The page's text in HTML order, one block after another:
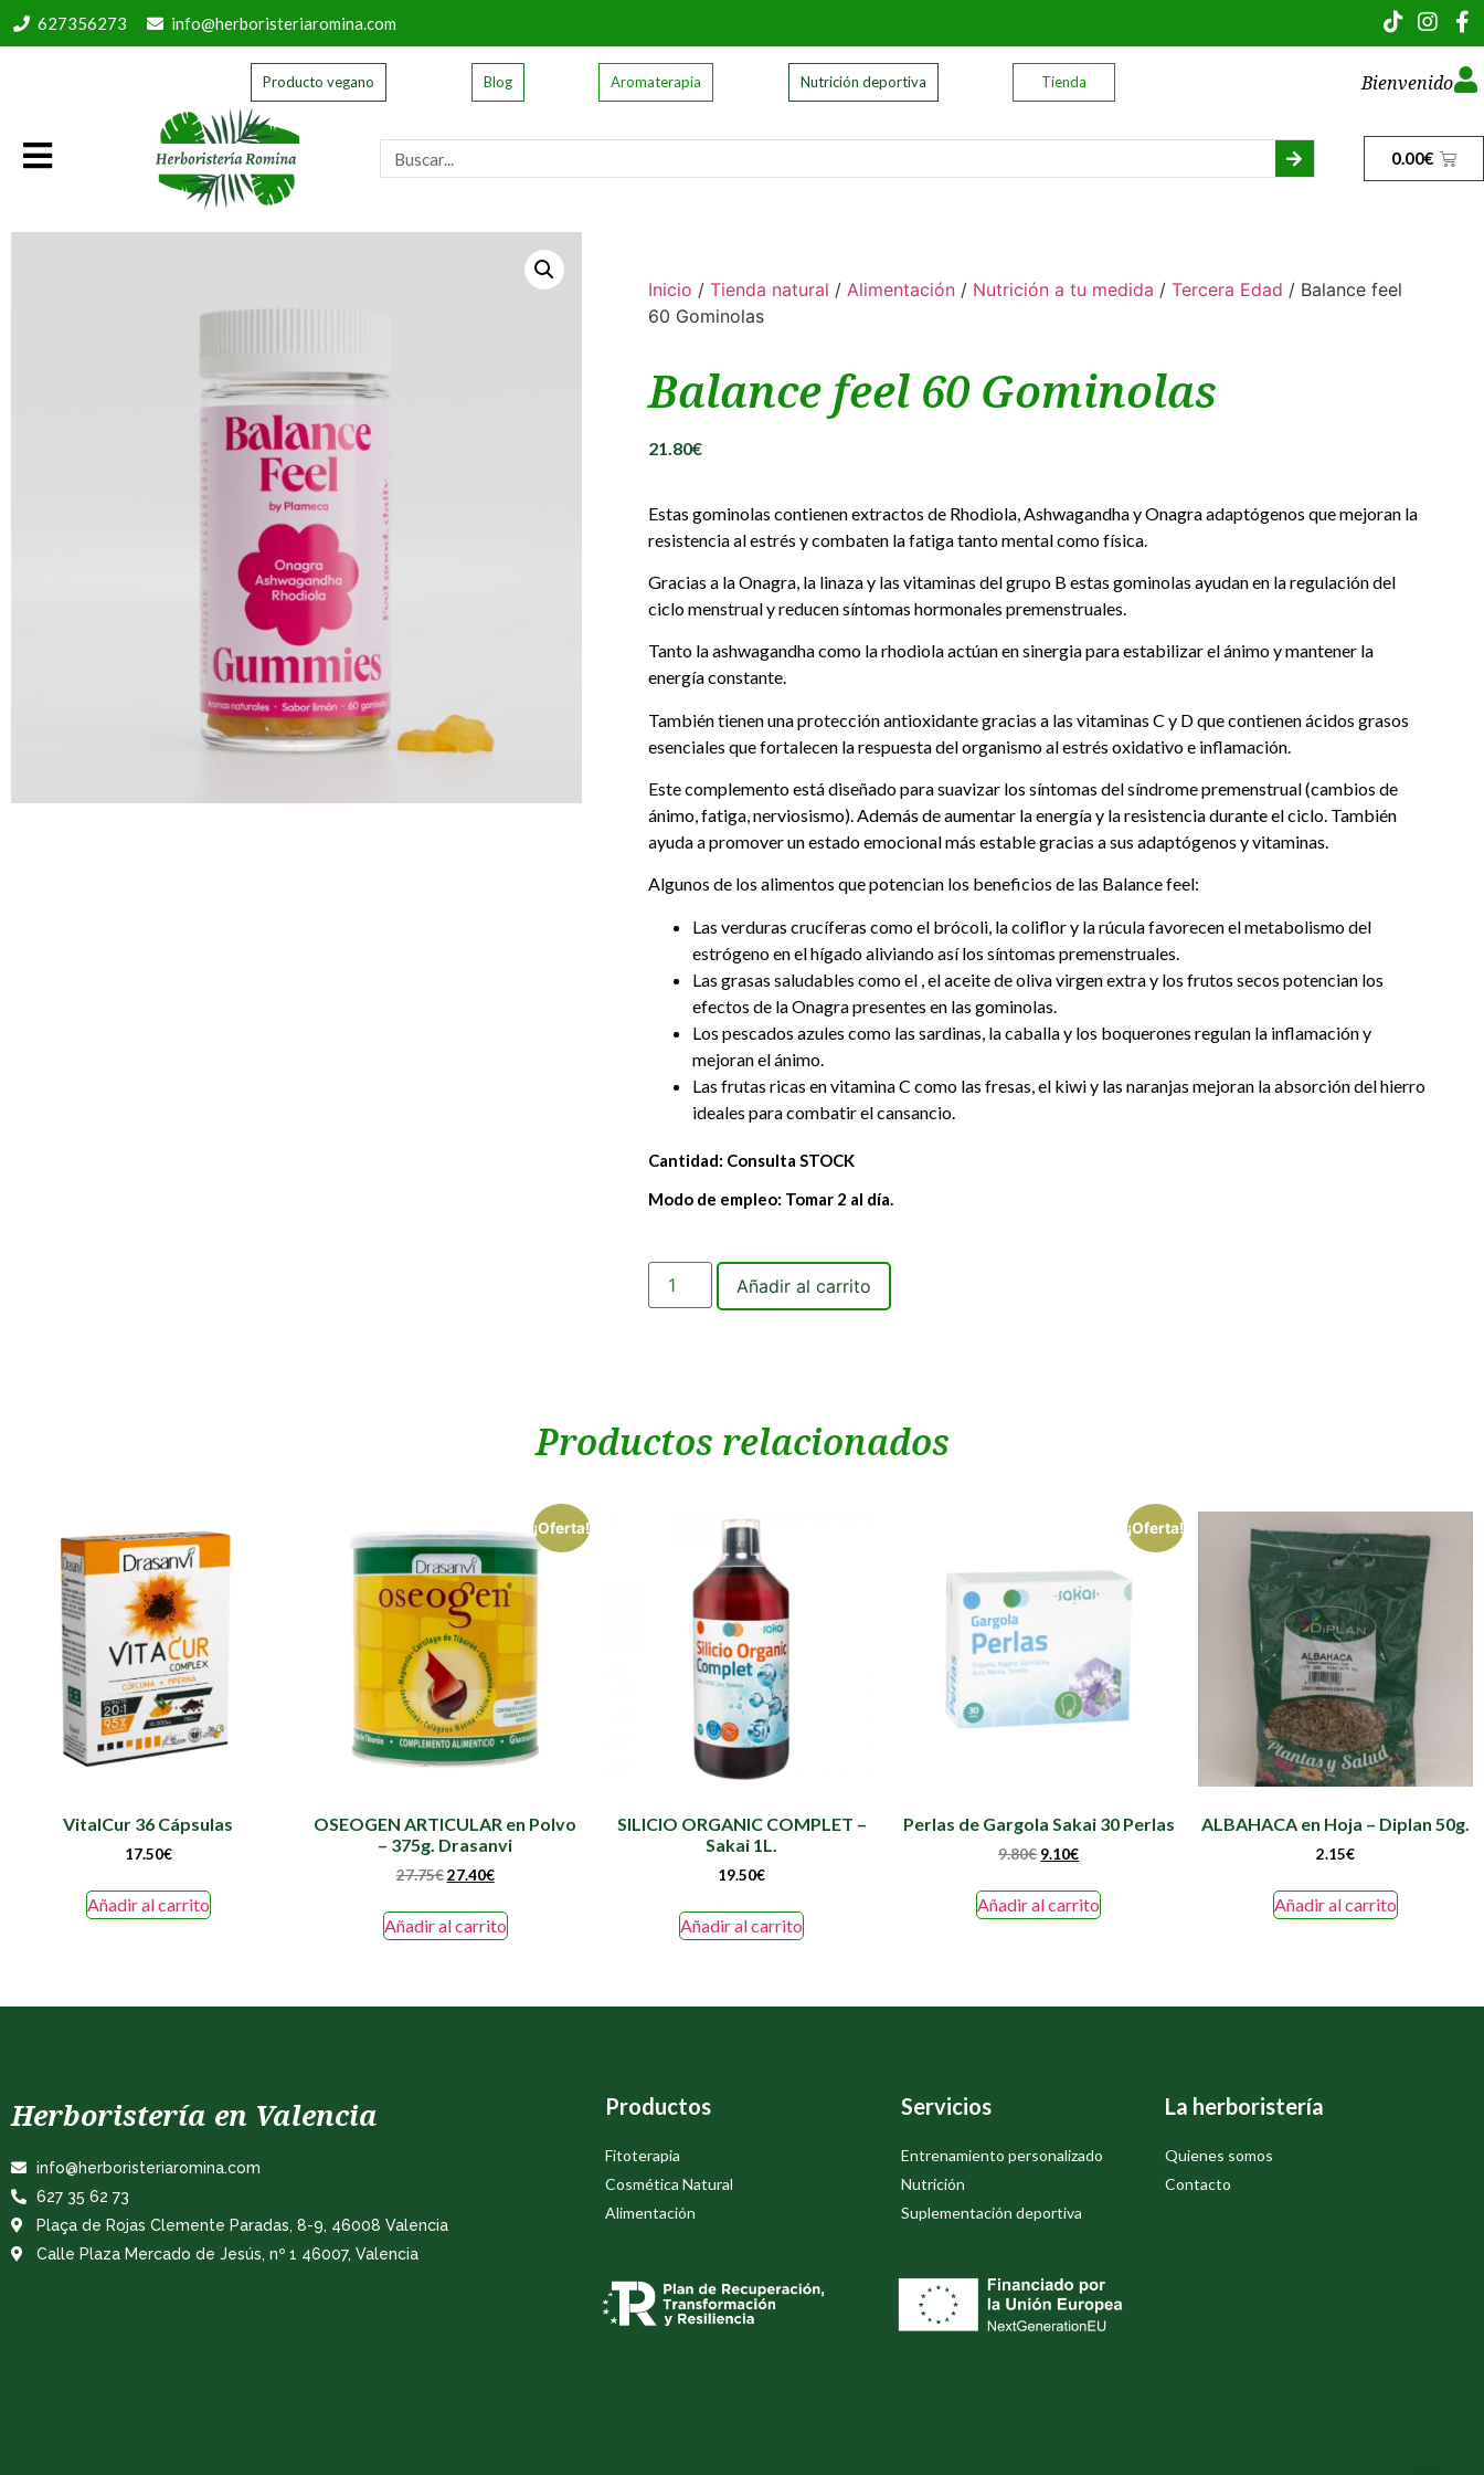
627356273 info@herboristeriaromina.com
Producto vegano Blog Aromaterapia Nutrición deportiva Tienda Bienvenido
0.00€
Inicio /Tienda natural /Alimentación / Nutrición a tu medida /Tercera Edad / Balance feel
60 Gominolas
Balance feel 60 Gominolas
21.80€
Estas gominolas contienen extractos de Rhodiola, Ashwagandha y Onagra adaptógenos que mejoran la
resistencia al estrés y combaten la fatiga tanto mental como física.
Gracias a la Onagra, la linaza y las vitaminas del grupo B estas gominolas ayudan en la regulación del
ciclo menstrual y reducen síntomas hormonales premenstruales.
Tanto la ashwagandha como la rhodiola actúan en sinergia para estabilizar el ánimo y mantener la
energía constante.
También tienen una protección antioxidante gracias a las vitaminas C y D que contienen ácidos grasos
esenciales que fortalecen la respuesta del organismo al estrés oxidativo e inflamación.
Este complemento está diseñado para suavizar los síntomas del síndrome premenstrual (cambios de
ánimo, fatiga, nerviosismo). Además de aumentar la energía y la resistencia durante el ciclo. También
ayuda a promover un estado emocional más estable gracias a sus adaptógenos y vitaminas.
Algunos de los alimentos que potencian los beneficios de las Balance feel:
Las verduras crucíferas como el brócoli, la coliflor y la rúcula favorecen el metabolismo del
estrógeno en el hígado aliviando así los síntomas premenstruales.
Las grasas saludables como el , el aceite de oliva virgen extra y los frutos secos potencian los
efectos de la Onagra presentes en las gominolas.
Los pescados azules como las sardinas, la caballa y los boquerones regulan la inflamación y
mejoran el ánimo.
Las frutas ricas en vitamina C como las fresas, el kiwi y las naranjas mejoran la absorción del hierro
ideales para combatir el cansancio.
Cantidad: Consulta STOCK
Modo de empleo: Tomar 2 al día.
Añadir al carrito
Productos relacionados
VitalCur 36 Cápsulas
17.50€
Añadir al carrito
¡Oferta!
OSEOGEN ARTICULAR en Polvo
– 375g. Drasanvi
27.75€27.40€
Añadir al carrito
SILICIO ORGANIC COMPLET –
Sakai 1L.
19.50€
Añadir al carrito
¡Oferta!
Perlas de Gargola Sakai 30 Perlas
9.80€ 9.10€
Añadir al carrito
ALBAHACA en Hoja – Diplan 50g.
2.15€
Añadir al carrito
Herboristería en Valencia
info@herboristeriaromina.com
627 35 62 73
Plaça de Rojas Clemente Paradas, 8-9, 46008 Valencia
Calle Plaza Mercado de Jesús, nº 1 46007, Valencia
Productos
Fitoterapia
Cosmética Natural
Alimentación
Servicios
Entrenamiento personalizado
Nutrición
Suplementación deportiva
La herboristería
Quienes somos
Contacto